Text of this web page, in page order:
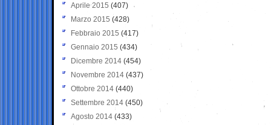
Aprile 2015 (407)
Marzo 2015 (428)
Febbraio 2015 (417)
Gennaio 2015 (434)
Dicembre 2014 (454)
Novembre 2014 (437)
Ottobre 2014 (440)
Settembre 2014 (450)
Agosto 2014 (433)